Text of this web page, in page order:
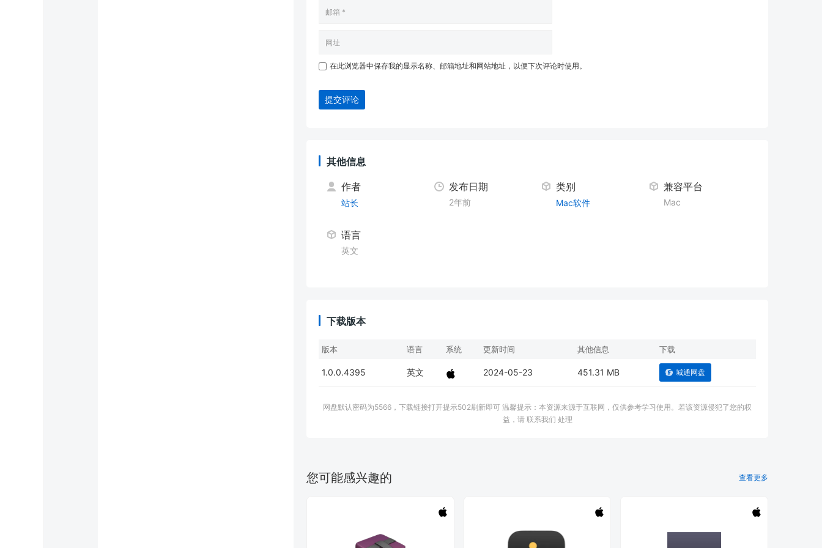
在此浏览器中保存我的显示名称、邮箱地址和网站地址，以便下次评论时使用。
提交评论
其他信息
作者
站长
发布日期
2年前
类别
Mac软件
兼容平台
Mac
语言
英文
下载版本
版本 语言 系统 更新时间 其他信息 下载
1.0.0.4395 英文 2024-05-23 451.31 MB 城通网盘
网盘默认密码为5566，下载链接打开提示502刷新即可 温馨提示：本资源来源于互联网，仅供参考学习使用。若该资源侵犯了您的权
益，请 联系我们 处理
您可能感兴趣的 查看更多